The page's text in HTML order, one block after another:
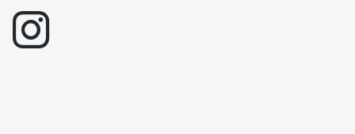
instagram